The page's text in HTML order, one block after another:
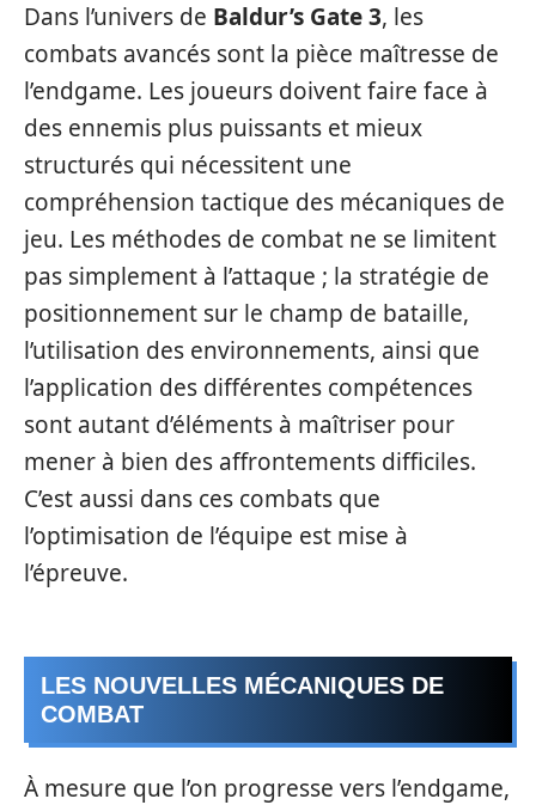
Dans l’univers de Baldur’s Gate 3, les
combats avancés sont la pièce maîtresse de
l’endgame. Les joueurs doivent faire face à
des ennemis plus puissants et mieux
structurés qui nécessitent une
compréhension tactique des mécaniques de
jeu. Les méthodes de combat ne se limitent
pas simplement à l’attaque ; la stratégie de
positionnement sur le champ de bataille,
l’utilisation des environnements, ainsi que
l’application des différentes compétences
sont autant d’éléments à maîtriser pour
mener à bien des affrontements difficiles.
C’est aussi dans ces combats que
l’optimisation de l’équipe est mise à
l’épreuve.
LES NOUVELLES MÉCANIQUES DE
COMBAT
À mesure que l’on progresse vers l’endgame,